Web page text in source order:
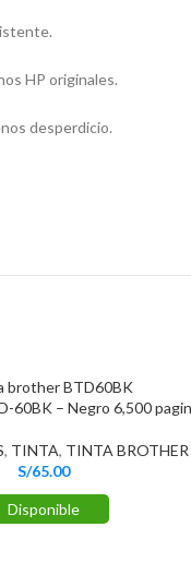
HP originales.
desperdicio.
60BK – Negro 6,500
, TINTA, TINTA BROTHER
S/65.00
Disponible